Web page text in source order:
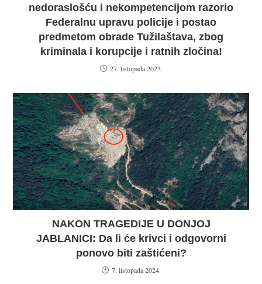
nedoraslošću i nekompetencijom razorio
Federalnu upravu policije i postao
predmetom obrade Tužilaštava, zbog
kriminala i korupcije i ratnih zločina!
27. listopada 2023.
NAKON TRAGEDIJE U DONJOJ
JABLANICI: Da li će krivci i odgovorni
ponovo biti zaštićeni?
7. listopada 2024.